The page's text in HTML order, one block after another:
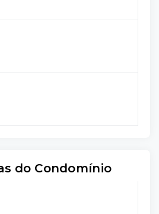
do Condomínio